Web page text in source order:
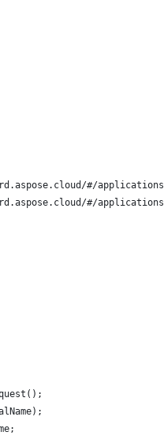
#/applications
#/applications